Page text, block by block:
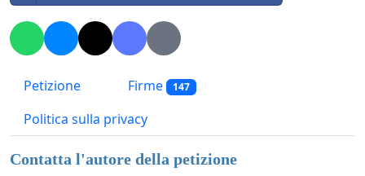
Petizione Firme 147
Politica sulla privacy
Contatta l'autore della petizione